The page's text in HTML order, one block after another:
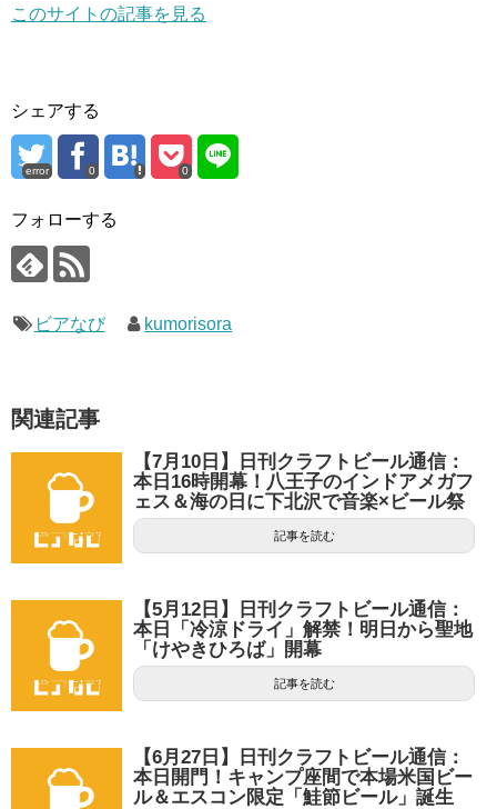
このサイトの記事を見る
シェアする
error 0 0
フォローする
ビアなび kumorisora
関連記事
【7月10日】日刊クラフトビール通信：
本日16時開幕！八王子のインドアメガフ
ェス＆海の日に下北沢で音楽×ビール祭
記事を読む
【5月12日】日刊クラフトビール通信：
本日「冷涼ドライ」解禁！明日から聖地
「けやきひろば」開幕
記事を読む
【6月27日】日刊クラフトビール通信：
本日開門！キャンプ座間で本場米国ビー
ル＆エスコン限定「鮭節ビール」誕生